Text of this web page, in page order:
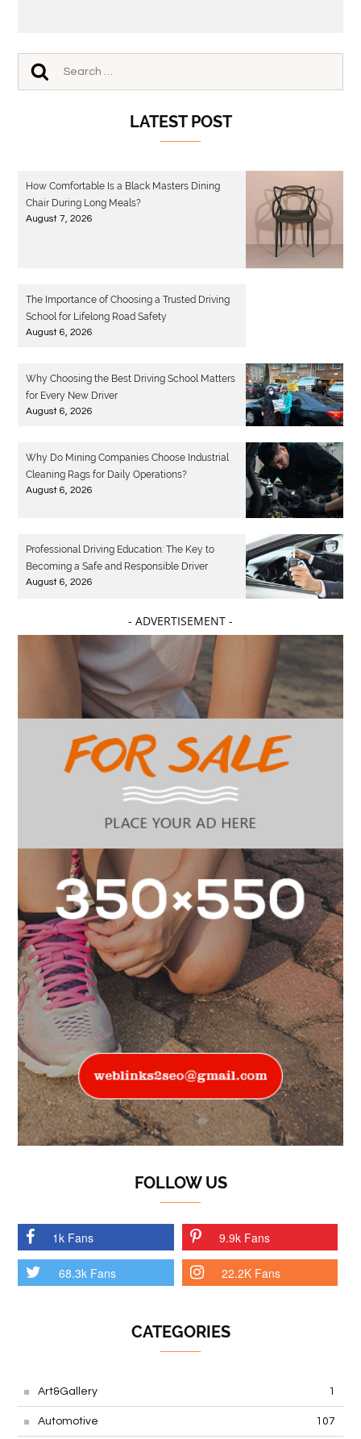
LATEST POST
How Comfortable Is a Black Masters Dining
Chair During Long Meals?
August 7, 2026
The Importance of Choosing a Trusted Driving
School for Lifelong Road Safety
August 6, 2026
Why Choosing the Best Driving School Matters
for Every New Driver
August 6, 2026
Why Do Mining Companies Choose Industrial
Cleaning Rags for Daily Operations?
August 6, 2026
Professional Driving Education: The Key to
Becoming a Safe and Responsible Driver
August 6, 2026
- ADVERTISEMENT -
FOLLOW US
1k Fans 9.9k Fans
68.3k Fans 22.2K Fans
CATEGORIES
Art&Gallery 1
Automotive 107